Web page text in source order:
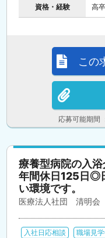
資格・経験 高
応募可能期
この
療養型病院の入
年間休日125日◎
い環境です。
医療法人社団 清明会
入社日応相談 職場見